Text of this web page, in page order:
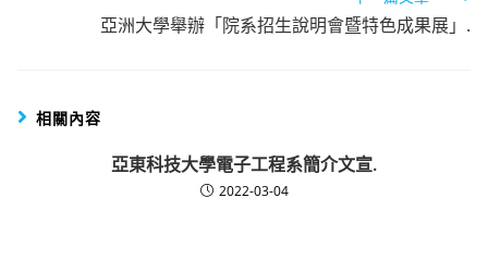
亞洲大學舉辦「院系招生說明會暨特色成果展」.
相關內容
亞東科技大學電子工程系簡介文宣.
2022-03-04